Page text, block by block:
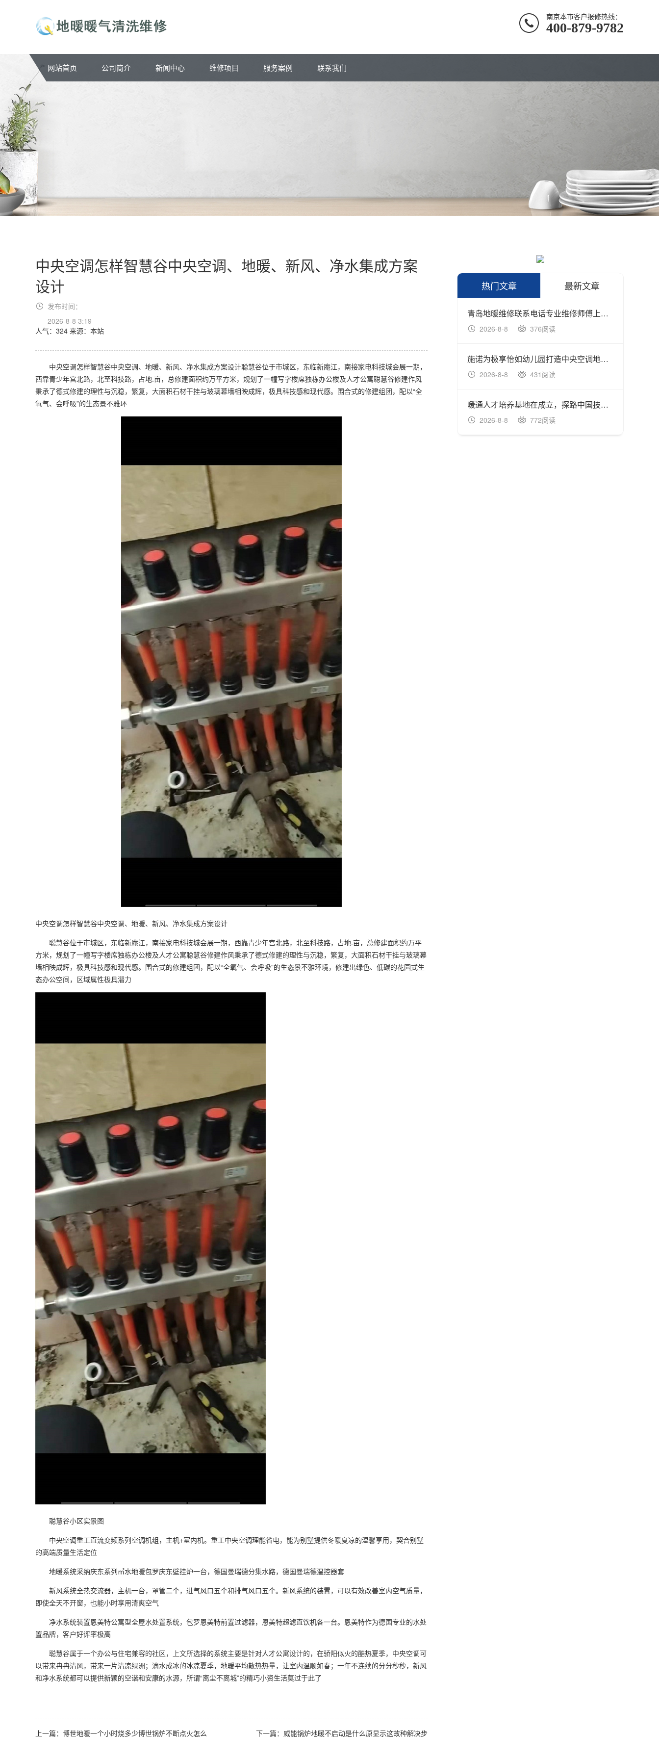
南京本市客户报修热线：
400-879-9782
网站首页 公司简介 新闻中心 维修项目 服务案例 联系我们
中央空调怎样智慧谷中央空调、地暖、新风、净水集成方案
设计
发布时间：
2026-8-8 3:19
人气：324 来源：本站
中央空调怎样智慧谷中央空调、地暖、新风、净水集成方案设计聪慧谷位于市城区，东临新庵江，南接家电科技城会展一期，
西靠青少年宫北路，北至科技路，占地.亩，总修建面积约万平方米，规划了一幢写字楼席独栋办公楼及人才公寓聪慧谷修建作风
秉承了德式修建的理性与沉稳，繁复，大面积石材干挂与玻璃幕墙相映成辉，极具科技感和现代感。围合式的修建组团，配以“全
氧气、会呼吸”的生态景不雅环
中央空调怎样智慧谷中央空调、地暖、新风、净水集成方案设计
聪慧谷位于市城区，东临新庵江，南接家电科技城会展一期，西靠青少年宫北路，北至科技路，占地.亩，总修建面积约万平
方米，规划了一幢写字楼席独栋办公楼及人才公寓聪慧谷修建作风秉承了德式修建的理性与沉稳，繁复，大面积石材干挂与玻璃幕
墙相映成辉，极具科技感和现代感。围合式的修建组团，配以“全氧气、会呼吸”的生态景不雅环境，修建出绿色、低碳的花园式生
态办公空间，区域属性极具潜力
聪慧谷小区实景图
中央空调重工直流变频系列空调机组，主机+室内机。重工中央空调理能省电，能为别墅提供冬暖夏凉的温馨享用，契合别墅
的高端质量生活定位
地暖系统采纳庆东系列㎡水地暖包罗庆东壁挂炉一台，德国曼瑞德分集水路，德国曼瑞德温控器套
新风系统全热交流器，主机一台，罩管二个，进气风口五个和排气风口五个。新风系统的装置，可以有效改善室内空气质量，
即使全天不开窗，也能小时享用清爽空气
净水系统装置恩美特公寓型全屋水处置系统，包罗恩美特前置过滤器，恩美特超滤直饮机各一台。恩美特作为德国专业的水处
置品牌，客户好评率极高
聪慧谷属于一个办公与住宅兼容的社区，上文所选择的系统主要是针对人才公寓设计的，在骄阳似火的酷热夏季，中央空调可
以带来冉冉清风，带来一片清凉绿洲；滴水成冰的冰凉夏季，地暖平均散热热量，让室内温顺如春；一年不连续的分分秒秒，新风
和净水系统都可以提供新颖的空谐和安康的水源，所谓“离尘不离城”的精巧小资生活莫过于此了
上一篇：博世地暖一个小时烧多少博世锅炉不断点火怎么 下一篇：威能锅炉地暖不启动是什么原显示这故种解决步
热门文章 最新文章
青岛地暖维修联系电话专业维修师傅上门维修
2026-8-8 376阅读
施诺为极享怡如幼儿园打造中央空调地暖新风解决方
2026-8-8 431阅读
暖通人才培养基地在成立，探路中国技能人才培
2026-8-8 772阅读